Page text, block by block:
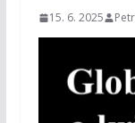
15. 6. 2025